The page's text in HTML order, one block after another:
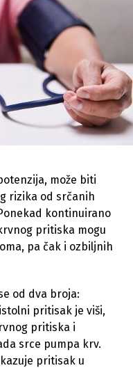
može biti
rizika od srčanih
kontinuirano
pritiska mogu
pa čak i ozbiljnih
od dva broja:
pritisak je viši,
pritiska i
srce pumpa krv.
pritisak u